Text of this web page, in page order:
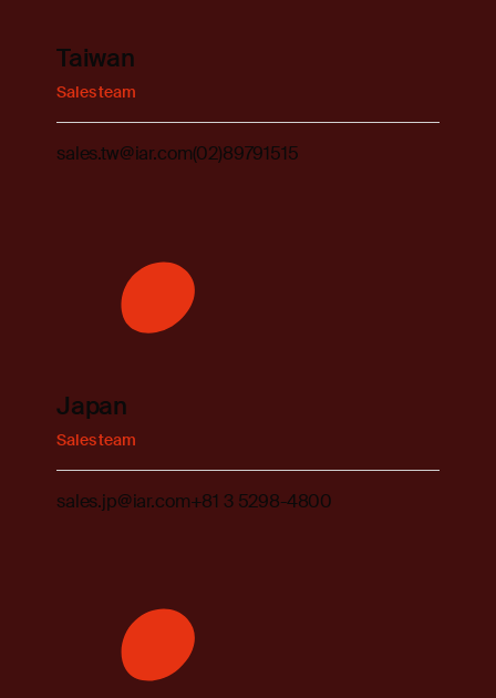
Taiwan
Sales team
sales.tw@iar.com(02)89791515
Japan
Sales team
sales.jp@iar.com+81 3 5298-4800